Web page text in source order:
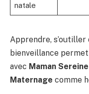
natale
Apprendre,
bienveillance permet
avec Maman Sereine
Maternage comme